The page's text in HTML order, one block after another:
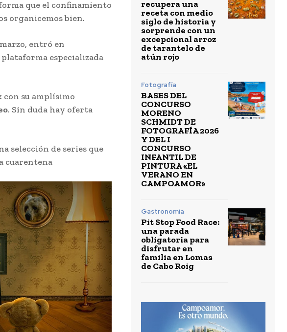
que el confinamiento
organicemos bien.
entró en
plataforma especializada
con su amplísimo
. Sin duda hay oferta
selección de series que
cuarentena
recupera una
receta con medio
siglo de historia y
sorprende con un
excepcional arroz
de tarantelo de
atún rojo
Fotografía
BASES DEL
CONCURSO
MORENO
SCHMIDT DE
FOTOGRAFÍA 2026
Y DEL I
CONCURSO
INFANTIL DE
PINTURA «EL
VERANO EN
CAMPOAMOR»
Gastronomía
Pit Stop Food Race:
una parada
obligatoria para
disfrutar en
familia en Lomas
de Cabo Roig